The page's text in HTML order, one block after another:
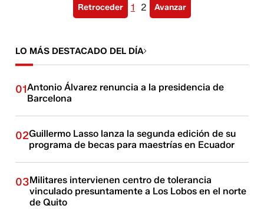
Retroceder 1 2 Avanzar
LO MÁS DESTACADO DEL DÍA
01Antonio Álvarez renuncia a la presidencia de
Barcelona
02Guillermo Lasso lanza la segunda edición de su
programa de becas para maestrías en Ecuador
03Militares intervienen centro de tolerancia
vinculado presuntamente a Los Lobos en el norte
de Quito